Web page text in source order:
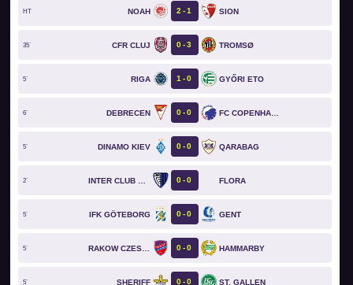
HT NOAH 2 1 SION
35` CFR CLUJ 0 3 TROMSØ
5` RIGA 1 0 GYŐRI ETO
6` DEBRECEN 0 0 FC COPENHAGEN
5` DINAMO KIEV 0 0 QARABAG
2` 0 0 FLORA
5` IFK GÖTEBORG 0 0 GENT
5` RAKOW CZESTOCHOWA 0 0 HAMMARBY
5` SHERIFF 0 0 ST. GALLEN